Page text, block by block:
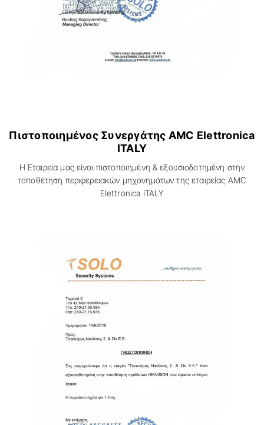
Πιστοποιημένος Συνεργάτης AMC Elettronica
ITALY
Η Εταιρεία μας είναι πιστοποιημένη & εξουσιοδοτημένη στην
τοποθέτηση περιφερειακών μηχανημάτων της εταιρείας AMC
Elettronica ITALY